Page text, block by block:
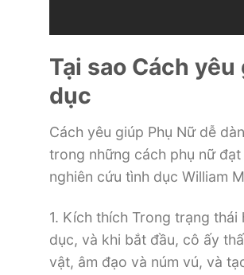
Tại sao Cách
dục
Cách yêu giúp Phụ Nữ dễ
trong những cách phụ nữ
nghiên cứu tình dục William
1. Kích thích Trong trạng
dục, và khi bắt đầu, cô ấy
vật, âm đạo và núm vú, và